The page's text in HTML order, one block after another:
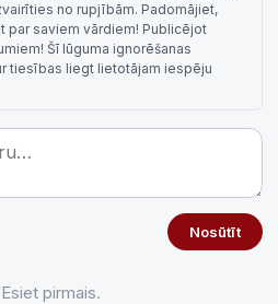
no rupjībām. Padomājiet,
par saviem vārdiem! Publicējot
Šī lūguma ignorēšanas
tiesības liegt lietotājam iespēju
Nosūtīt
pirmais.